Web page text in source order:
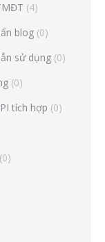
(4)
blog (0)
sử dụng (0)
(0)
tích hợp (0)
(0)